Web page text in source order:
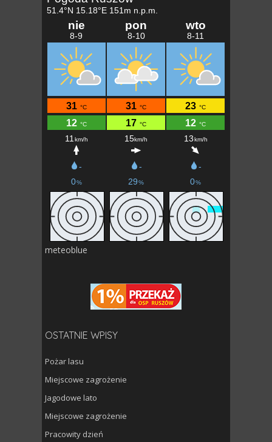
meteoblue
OSTATNIE WPISY
Pożar lasu
Miejscowe zagrożenie
Jagodowe lato
Miejscowe zagrożenie
Pracowity dzień